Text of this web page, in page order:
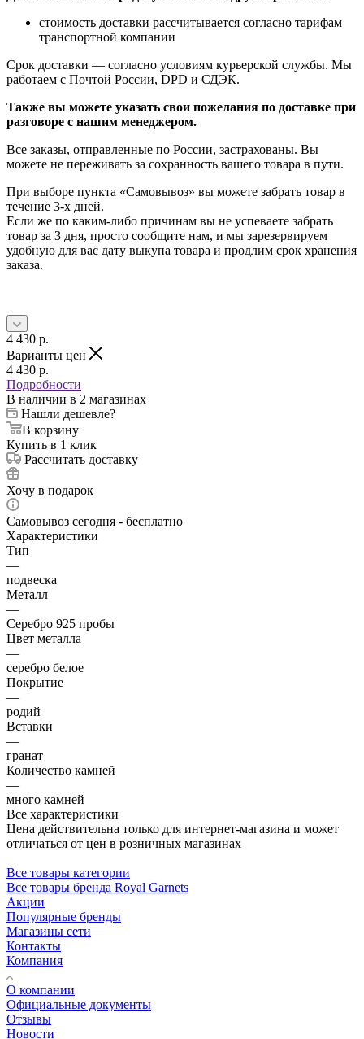
стоимость доставки рассчитывается согласно тарифам
транспортной компании
Срок доставки — согласно условиям курьерской службы. Мы
работаем с Почтой России, DPD и СДЭК.
Также вы можете указать свои пожелания по доставке при
разговоре с нашим менеджером.
Все заказы, отправленные по России, застрахованы. Вы
можете не переживать за сохранность вашего товара в пути.
При выборе пункта «Самовывоз» вы можете забрать товар в
течение 3-х дней.
Если же по каким-либо причинам вы не успеваете забрать
товар за 3 дня, просто сообщите нам, и мы зарезервируем
удобную для вас дату выкупа товара и продлим срок хранения
заказа.
4 430 p.
Варианты цен
4 430 p.
Подробности
В наличии в 2 магазинах
Нашли дешевле?
В корзину
Купить в 1 клик
Рассчитать доставку
Хочу в подарок
Самовывоз сегодня - бесплатно
Характеристики
Тип
—
подвеска
Металл
—
Серебро 925 пробы
Цвет металла
—
серебро белое
Покрытие
—
родий
Вставки
—
гранат
Количество камней
—
много камней
Все характеристики
Цена действительна только для интернет-магазина и может
отличаться от цен в розничных магазинах
Все товары категории
Все товары бренда Royal Garnets
Акции
Популярные бренды
Магазины сети
Контакты
Компания
О компании
Официальные документы
Отзывы
Новости